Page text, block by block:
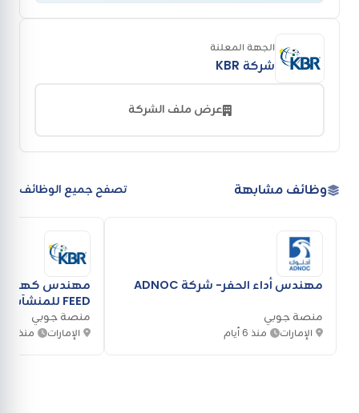
الجهة المعلنة
شركة KBR
عرض ملف الشركة
وظائف مشابهة تصفح جميع الوظائف
مهندس أداء الحفر- شركة ADNOC
منصة جوبي
الإمارات منذ 6 أيام
مهندس
FEED للمنشآت البحرية- شركة KBR
منصة جوبي
الإمارات منذ